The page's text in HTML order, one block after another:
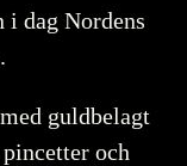
i dag Nordens
guldbelagt
och